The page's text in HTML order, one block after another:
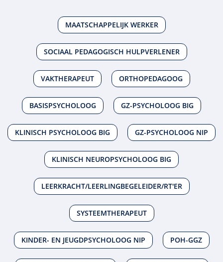
MAATSCHAPPELIJK WERKER
SOCIAAL PEDAGOGISCH HULPVERLENER
VAKTHERAPEUT ORTHOPEDAGOOG
BASISPSYCHOLOOG GZ-PSYCHOLOOG BIG
KLINISCH PSYCHOLOOG BIG GZ-PSYCHOLOOG NIP
KLINISCH NEUROPSYCHOLOOG BIG
LEERKRACHT/LEERLINGBEGELEIDER/RT'ER
SYSTEEMTHERAPEUT
KINDER- EN JEUGDPSYCHOLOOG NIP POH-GGZ